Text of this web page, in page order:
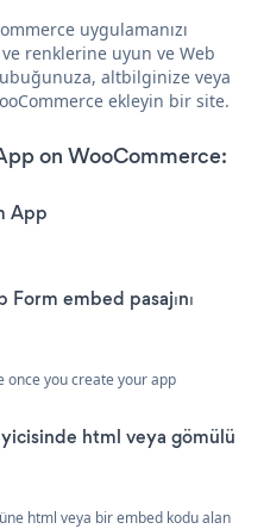
uygulamanızı
renklerine uyun ve Web
altbilginize veya
ekleyin bir site.
on WooCommerce:
App
embed pasajını
once you create your app
html veya gömülü
html veya bir embed kodu alan